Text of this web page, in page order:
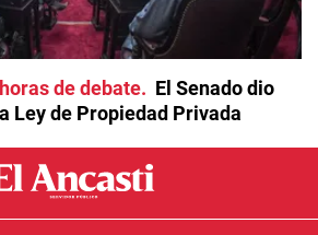
de debate
El Senado dio
Ley de Propiedad Privada